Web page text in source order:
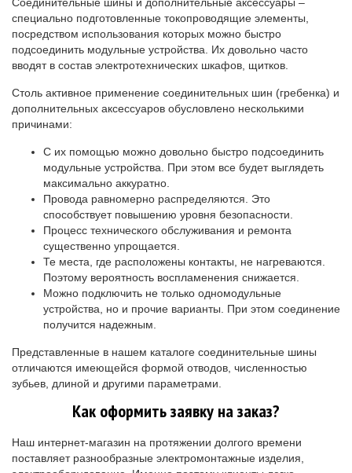
специально подготовленные токопроводящие элементы,
посредством использования которых можно быстро
подсоединить модульные устройства. Их довольно часто
вводят в состав электротехнических шкафов, щитков.
Столь активное применение соединительных шин (гребенка) и
дополнительных аксессуаров обусловлено несколькими
причинами:
С их помощью можно довольно быстро подсоединить
модульные устройства. При этом все будет выглядеть
максимально аккуратно.
Провода равномерно распределяются. Это
способствует повышению уровня безопасности.
Процесс технического обслуживания и ремонта
существенно упрощается.
Те места, где расположены контакты, не нагреваются.
Поэтому вероятность воспламенения снижается.
Можно подключить не только одномодульные
устройства, но и прочие варианты. При этом соединение
получится надежным.
Представленные в нашем каталоге соединительные шины
отличаются имеющейся формой отводов, численностью
зубьев, длиной и другими параметрами.
Как оформить заявку на заказ?
Наш интернет-магазин на протяжении долгого времени
поставляет разнообразные электромонтажные изделия,